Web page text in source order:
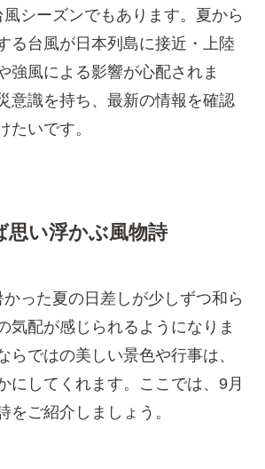
シーズンでもあります。夏から
る台風が日本列島に接近・上陸
強風による影響が心配されま
意識を持ち、最新の情報を確認
たいです。
思い浮かぶ風物詩
った夏の日差しが少しずつ和ら
気配が感じられるようになりま
らではの美しい景色や行事は、
にしてくれます。ここでは、9月
をご紹介しましょう。